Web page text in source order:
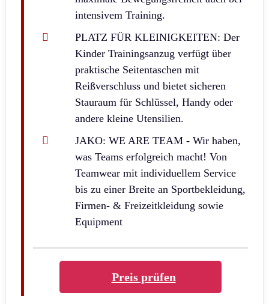
intensivem Training.
PLATZ FÜR KLEINIGKEITEN: Der
Kinder Trainingsanzug verfügt über
praktische Seitentaschen mit
Reißverschluss und bietet sicheren
Stauraum für Schlüssel, Handy oder
andere kleine Utensilien.
JAKO: WE ARE TEAM - Wir haben,
was Teams erfolgreich macht! Von
Teamwear mit individuellem Service
bis zu einer Breite an Sportbekleidung,
Firmen- & Freizeitkleidung sowie
Equipment
Preis prüfen